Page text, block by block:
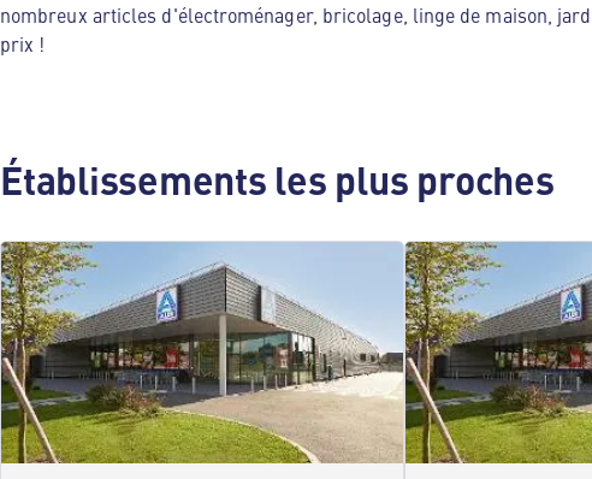
nombreux articles d'électroménager, bricolage, linge de maison,
prix !
Établissements les plus proches